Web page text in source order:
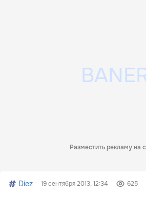
Разместить рекламу на
Diez 19 сентября 2013, 12:34 625